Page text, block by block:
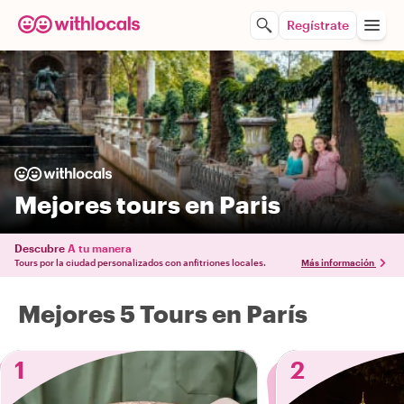
Regístrate
Mejores tours en Paris
Descubre A tu manera
Tours por la ciudad personalizados con anfitriones locales. Más información
Mejores 5 Tours en París
1
2